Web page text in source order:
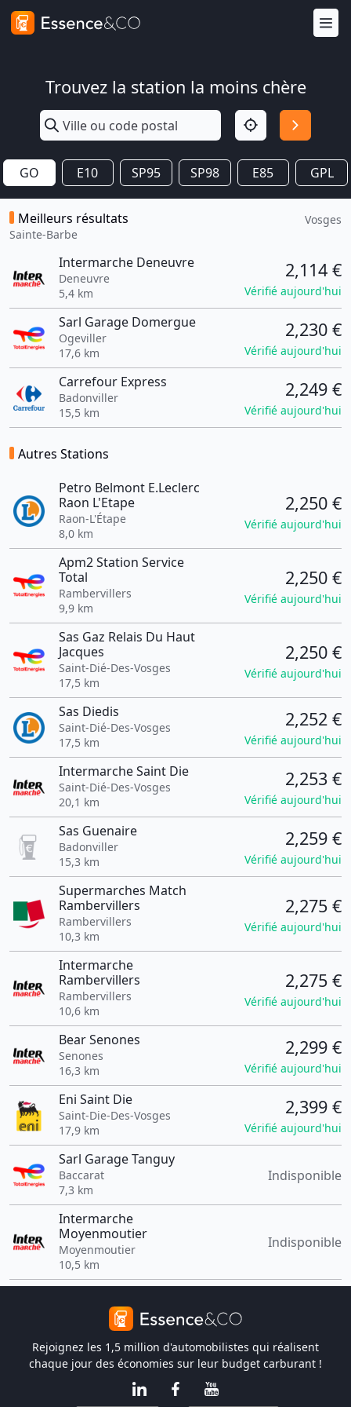
Trouvez la station la moins chère
GO E10 SP95 SP98 E85 GPL
Meilleurs résultats
Sainte-Barbe
Vosges
Intermarche Deneuvre
Deneuvre
5,4 km
2,114 €
Vérifié aujourd'hui
Sarl Garage Domergue
Ogeviller
17,6 km
2,230 €
Vérifié aujourd'hui
Carrefour Express
Badonviller
15,5 km
2,249 €
Vérifié aujourd'hui
Autres Stations
Petro Belmont E.Leclerc
Raon L'Etape
Raon-L'Étape
8,0 km
2,250 €
Vérifié aujourd'hui
Apm2 Station Service
Total
Rambervillers
9,9 km
2,250 €
Vérifié aujourd'hui
Sas Gaz Relais Du Haut
Jacques
Saint-Dié-Des-Vosges
17,5 km
2,250 €
Vérifié aujourd'hui
Sas Diedis
Saint-Dié-Des-Vosges
17,5 km
2,252 €
Vérifié aujourd'hui
Intermarche Saint Die
Saint-Dié-Des-Vosges
20,1 km
2,253 €
Vérifié aujourd'hui
Sas Guenaire
Badonviller
15,3 km
2,259 €
Vérifié aujourd'hui
Supermarches Match
Rambervillers
Rambervillers
10,3 km
2,275 €
Vérifié aujourd'hui
Intermarche
Rambervillers
Rambervillers
10,6 km
2,275 €
Vérifié aujourd'hui
Bear Senones
Senones
16,3 km
2,299 €
Vérifié aujourd'hui
Eni Saint Die
Saint-Die-Des-Vosges
17,9 km
2,399 €
Vérifié aujourd'hui
Sarl Garage Tanguy
Baccarat
7,3 km
Indisponible
Intermarche
Moyenmoutier
Moyenmoutier
10,5 km
Indisponible
Rejoignez les 1,5 million d'automobilistes qui réalisent
chaque jour des économies sur leur budget carburant !